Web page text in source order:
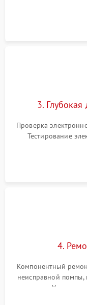
внутренних
Промывка дренажных
3.
Проверка
Тестирование
температуры и
жерновов
4.
Компонентный
неисправной помпы,
жерновов.
ring) и